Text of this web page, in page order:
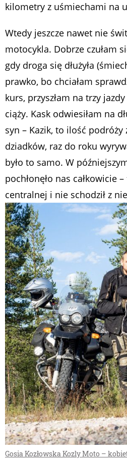
kilometry z uśmiechami na
Wtedy jeszcze nawet nie
motocykla. Dobrze czułam
gdy droga się dłużyła
prawko, bo chciałam
kurs, przyszłam na trzy
ciąży. Kask odwiesiłam na
syn – Kazik, to ilość
dziadków, raz do roku
było to samo. W
pochłonęło nas całkowicie
centralnej i nie schodził z
Gosia Kozłowska Kozly Moto –